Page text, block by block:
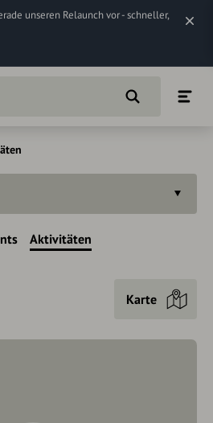
unseren Relaunch vor - schneller,
Aktivitäten
Karte